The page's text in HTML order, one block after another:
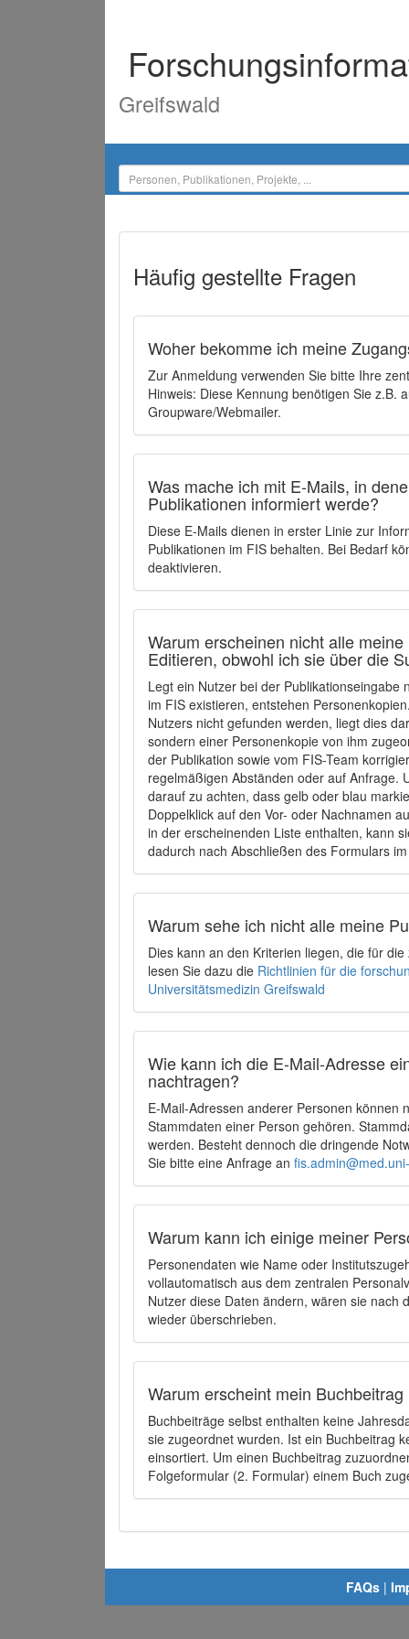
Greifswald
Häufig gestellte Fragen
Woher bekomme ich meine
Zur Anmeldung verwenden Sie bitte Ihre
Hinweis: Diese Kennung benötigen Sie z.B.
Groupware/Webmailer.
Was mache ich mit E-Mails, in
Publikationen informiert werde?
Diese E-Mails dienen in erster Linie zur
Publikationen im FIS behalten. Bei Bedarf
deaktivieren.
Warum erscheinen nicht alle
Editieren, obwohl ich sie über die
Legt ein Nutzer bei der
im FIS existieren, entstehen
Nutzers nicht gefunden werden, liegt dies
sondern einer Personenkopie von ihm
der Publikation sowie vom FIS-Team
regelmäßigen Abständen oder auf Anfrage.
darauf zu achten, dass gelb oder blau
Doppelklick auf den Vor- oder Nachnamen
in der erscheinenden Liste enthalten, kann
dadurch nach Abschließen des Formulars
Warum sehe ich nicht alle meine
Dies kann an den Kriterien liegen, die für
lesen Sie dazu die Richtlinien für die
Universitätsmedizin Greifswald
Wie kann ich die E-Mail-Adresse
nachtragen?
E-Mail-Adressen anderer Personen können
Stammdaten einer Person gehören.
werden. Besteht dennoch die dringende
Sie bitte eine Anfrage an
Warum kann ich einige meiner
Personendaten wie Name oder
vollautomatisch aus dem zentralen
Nutzer diese Daten ändern, wären sie
wieder überschrieben.
Warum erscheint mein
Buchbeiträge selbst enthalten keine
sie zugeordnet wurden. Ist ein Buchbeitrag
einsortiert. Um einen Buchbeitrag
Folgeformular (2. Formular) einem Buch
FAQs |